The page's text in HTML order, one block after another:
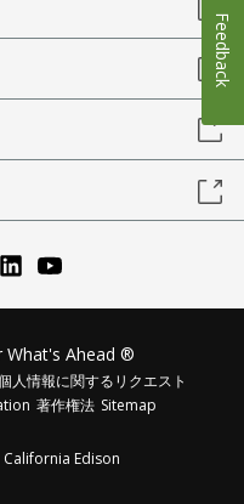
What's Ahead ®
人情報に関するリクエスト
著作権法 Sitemap
Edison
Feedback